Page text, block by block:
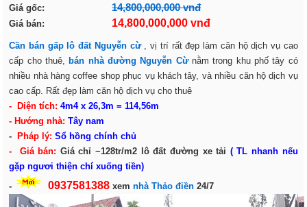
Giá gốc: 14,800,000,000 vnđ
Giá bán: 14,800,000,000 vnđ
Cần bán gấp lô đất Nguyễn cừ, vị trí rất đẹp làm căn hộ dịch vụ cao
cấp cho thuê,
bán nhà đường Nguyễn Cừnằm trong khu phố tây có
nhiều nhà hàng coffee shop phục vụ khách tây, và nhiều căn hộ dịch vụ
cao cấp. Rất đẹp làm căn hộ dịch vụ cho thuê
- Diện tích: 4m4 x 26,3m = 114,56m
- Hướng nhà: Tây nam
- Pháp lý: Sổ hồng chính chủ
- Giá bán: Giá chỉ ~128tr/m2 lô đất đường xe tải ( TL nhanh nếu
gặp ngươi thiện chí xuống tiền)
-
0937581388 xemnhà Thảo điền 24/7